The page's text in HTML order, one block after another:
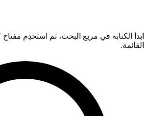
القائمة.